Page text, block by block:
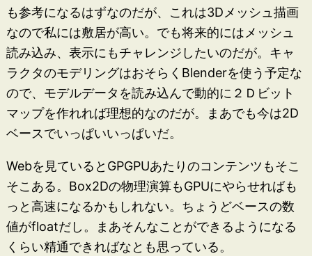
も参考になるはずなのだが、これは3Dメッシュ描画
なので私には敷居が高い。でも将来的にはメッシュ
読み込み、表示にもチャレンジしたいのだが。キャ
ラクタのモデリングはおそらくBlenderを使う予定な
ので、モデルデータを読み込んで動的に２Ｄビット
マップを作れれば理想的なのだが。まあでも今は2D
ベースでいっぱいいっぱいだ。
Webを見ているとGPGPUあたりのコンテンツもそこ
そこある。Box2Dの物理演算もGPUにやらせればも
っと高速になるかもしれない。ちょうどベースの数
値がfloatだし。まあそんなことができるようになる
くらい精通できればなとも思っている。